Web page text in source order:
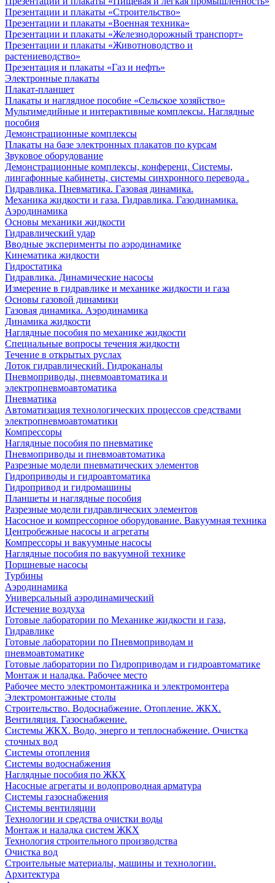
Презентации и плакаты «Строительство»
Презентации и плакаты «Военная техника»
Презентации и плакаты «Железнодорожный транспорт»
Презентации и плакаты «Животноводство и
растениеводство»
Презентация и плакаты «Газ и нефть»
Электронные плакаты
Плакат-планшет
Плакаты и наглядное пособие «Сельское хозяйство»
Мультимедийные и интерактивные комплексы. Наглядные
пособия
Демонстрационные комплексы
Плакаты на базе электронных плакатов по курсам
Звуковое оборудование
Демонстрационные комплексы, конференц. Системы,
лингафонные кабинеты, системы синхронного перевода .
Гидравлика. Пневматика. Газовая динамика.
Механика жидкости и газа. Гидравлика. Газодинамика.
Аэродинамика
Основы механики жидкости
Гидравлический удар
Вводные эксперименты по аэродинамике
Кинематика жидкости
Гидростатика
Гидравлика. Динамические насосы
Измерение в гидравлике и механике жидкости и газа
Основы газовой динамики
Газовая динамика. Аэродинамика
Динамика жидкости
Наглядные пособия по механике жидкости
Специальные вопросы течения жидкости
Течение в открытых руслах
Лоток гидравлический. Гидроканалы
Пневмоприводы, пневмоавтоматика и
электропневмоавтоматика
Пневматика
Автоматизация технологических процессов средствами
электропневмоавтоматики
Компрессоры
Наглядные пособия по пневматике
Пневмоприводы и пневмоавтоматика
Разрезные модели пневматических элементов
Гидроприводы и гидроавтоматика
Гидропривод и гидромашины
Планшеты и наглядные пособия
Разрезные модели гидравлических элементов
Насосное и компрессорное оборудование. Вакуумная техника
Центробежные насосы и агрегаты
Компрессоры и вакуумные насосы
Наглядные пособия по вакуумной технике
Поршневые насосы
Турбины
Аэродинамика
Универсальный аэродинамический
Истечение воздуха
Готовые лаборатории по Механике жидкости и газа,
Гидравлике
Готовые лаборатории по Пневмоприводам и
пневмоавтоматике
Готовые лаборатории по Гидроприводам и гидроавтоматике
Монтаж и наладка. Рабочее место
Рабочее место электромонтажника и электромонтера
Электромонтажные столы
Строительство. Водоснабжение. Отопление. ЖКХ.
Вентиляция. Газоснабжение.
Системы ЖКХ. Водо, энерго и теплоснабжение. Очистка
сточных вод
Системы отопления
Системы водоснабжения
Наглядные пособия по ЖКХ
Насосные агрегаты и водопроводная арматура
Системы газоснабжения
Системы вентиляции
Технологии и средства очистки воды
Монтаж и наладка систем ЖКХ
Технология строительного производства
Очистка вод
Строительные материалы, машины и технологии.
Архитектура